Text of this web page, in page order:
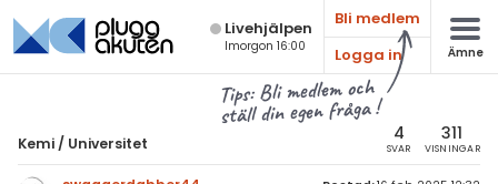
Live­hjälpen
Imorgon 16:00
Bli medlem
Logga in
Ämne
Tips: Bli medlem och
ställ din egen fråga !
Kemi / Universitet 4
SVAR
311
VISNINGAR
Alla ämnen
Kemi
Alla trådar